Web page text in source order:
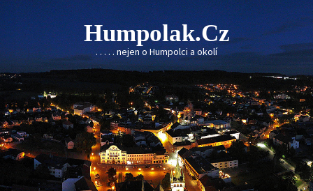
Skip
to
content
Humpolak.cz
. . . . . nejen o Humpolci a okolí